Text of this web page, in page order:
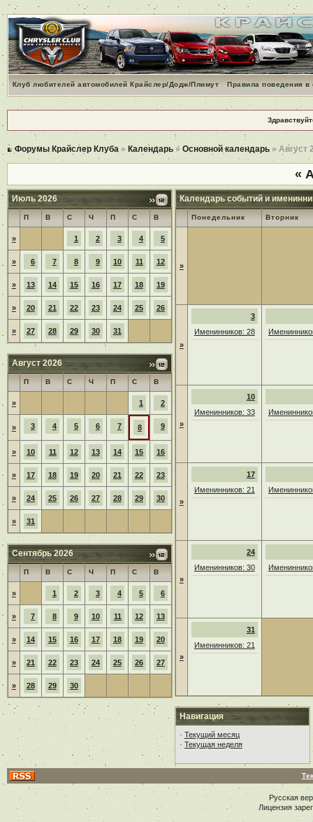
Клуб любителей автомобилей Крайслер/Додж/Плимут Правила поведения
Форумы Крайслер Клуба » Календарь» Основной календарь» Август
«
Июль 2026
П В С Ч П С В
» 1 2 3 4 5
» 6 7 8 9 10 11 12
» 13 14 15 16 17 18 19
» 20 21 22 23 24 25 26
» 27 28 29 30 31
Август 2026
П В С Ч П С В
» 1 2
» 3 4 5 6 7 8 9
» 10 11 12 13 14 15 16
» 17 18 19 20 21 22 23
» 24 25 26 27 28 29 30
» 31
Сентябрь 2026
П В С Ч П С В
» 1 2 3 4 5 6
» 7 8 9 10 11 12 13
» 14 15 16 17 18 19 20
» 21 22 23 24 25 26 27
» 28 29 30
Календарь событий и
Понедельник Вторник
»
»
3
Именинников: 28
»
10
Именинников: 33
»
17
Именинников: 21
»
24
Именинников: 30
»
31
Именинников: 21
Навигация
· Текущий месяц
· Текущая неделя
Русская
Лицензия